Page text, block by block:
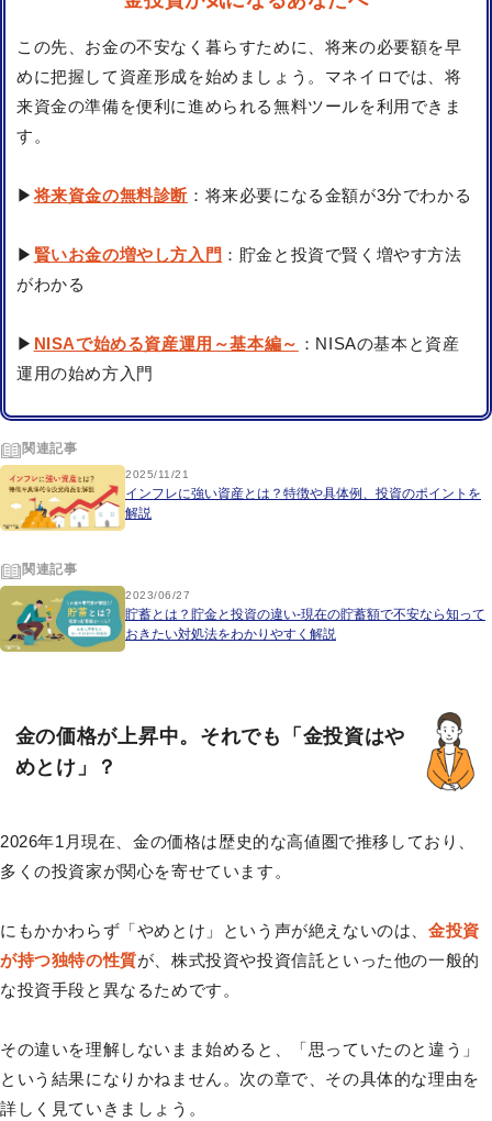
この先、お金の不安なく暮らすために、将来の必要額を早
めに把握して資産形成を始めましょう。マネイロでは、将
来資金の準備を便利に進められる無料ツールを利用できま
す。
▶将来資金の無料診断 ：将来必要になる金額が3分でわかる
▶ 賢いお金の増やし方入門 ：貯金と投資で賢く増やす方法
がわかる
▶ NISAで始める資産運用～基本編～ ：NISAの基本と資産
運用の始め方入門
関連記事
2025/11/21
インフレに強い資産とは？特徴や具体例、投資のポイントを
解説
関連記事
2023/06/27
貯蓄とは？貯金と投資の違い-現在の貯蓄額で不安なら知って
おきたい対処法をわかりやすく解説
金の価格が上昇中。それでも「金投資はや
めとけ」？
2026年1月現在、金の価格は歴史的な高値圏で推移しており、
多くの投資家が関心を寄せています。
にもかかわらず「やめとけ」という声が絶えないのは、金投資
が持つ独特の性質が、株式投資や投資信託といった他の一般的
な投資手段と異なるためです。
その違いを理解しないまま始めると、「思っていたのと違う」
という結果になりかねません。次の章で、その具体的な理由を
詳しく見ていきましょう。